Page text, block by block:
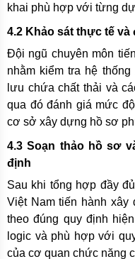
khai phù hợp với từng
4.2 Khảo sát thực tế
Đội ngũ chuyên môn
nhằm kiểm tra hệ
lưu chứa chất thải và
qua đó đánh giá mức
cơ sở xây dựng hồ sơ
4.3 Soạn thảo hồ sơ
định
Sau khi tổng hợp đầy
Việt Nam tiến hành
theo đúng quy định
logic và phù hợp với
của cơ quan chức năng